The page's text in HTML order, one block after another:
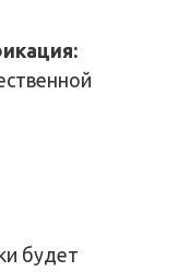
будет